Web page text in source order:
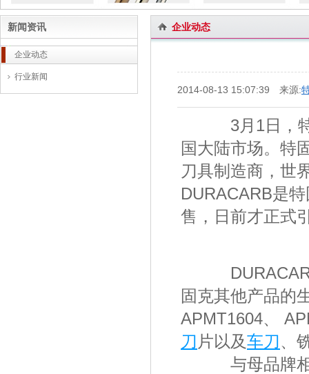
企业动态
2014-08-13 15:07:39 来源:
3月1日，
国大陆市场。特
刀具制造商，世
DURACARB是
售，日前才正式
固克其他产品的
APMT1604、
刀 片以及车刀、
与母品牌相
新闻资讯
企业动态
行业新闻